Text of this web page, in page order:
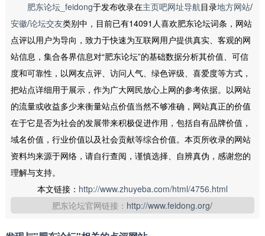
肥东论坛_feidong于发布收录在主页吧网址导航目录地方网站/
安徽/论坛交友类别中，目前已有14091人喜欢肥东论坛词条，网站
点评以用户为导向，致力于快速为互联网用户提供真实、客观的网
站信息，集合各界信息对“肥东论坛”的基础数据分析其价值、可信
度和可靠性，以网友点评、访问人气、绿色评级、喜爱度等方式，
把站点详细用于展示，作为广大网民放心上网的参考依据。以网站
的流量或收益多少来衡量站点价值当然不够准确，网站真正的价值
在于它是否为社会的发展带来积极促进作用，包括自有品牌价值，
域名价值，行业价值以及社会贡献等综合价值。本页所收录的网站
资料均来源于网络，请自行查阅，谨慎选择、自辨真伪，感谢您的
理解与支持。
本文链接： http://www.zhuyeba.com/html/4756.html
肥东论坛官网链接： http://www.feidong.org/